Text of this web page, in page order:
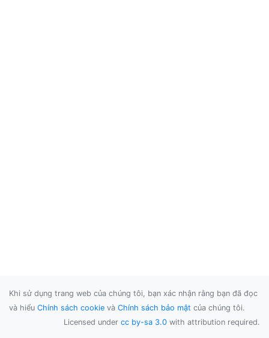
Khi sử dụng trang web của chúng tôi, bạn xác nhận rằng bạn đã đọc
và hiểu Chính sách cookie và Chính sách bảo mật của chúng tôi.
Licensed under cc by-sa 3.0 with attribution required.